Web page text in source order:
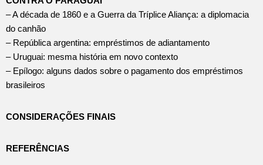
– A década de 1860 e a Guerra da Tríplice Aliança: a diplomacia
do canhão
– República argentina: empréstimos de adiantamento
– Uruguai: mesma história em novo contexto
– Epílogo: alguns dados sobre o pagamento dos empréstimos
brasileiros
CONSIDERAÇÕES FINAIS
REFERÊNCIAS